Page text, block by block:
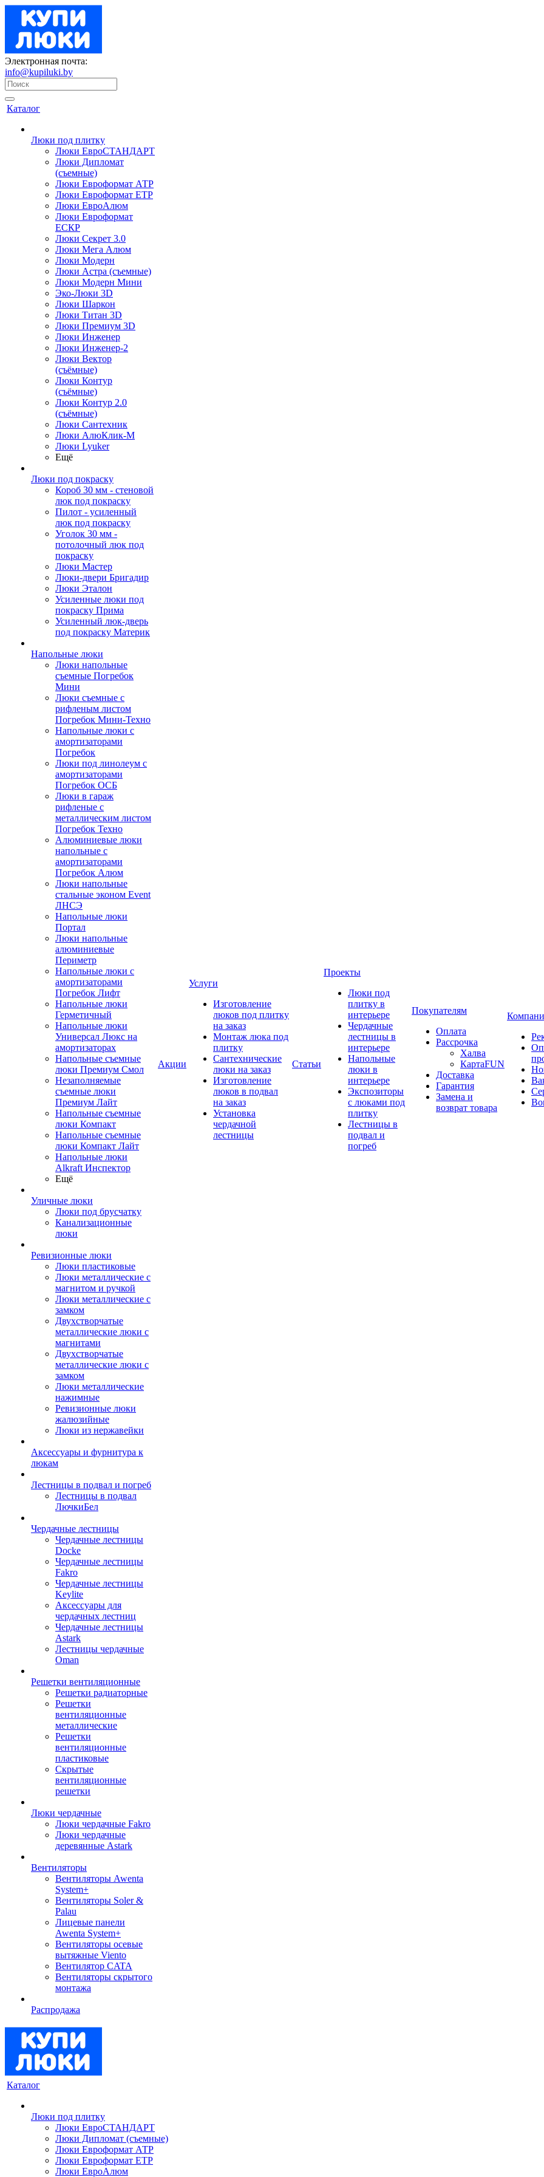
Электронная почта:
info@kupiluki.by
Каталог
Люки под плитку
Люки ЕвроСТАНДАРТ
Люки Дипломат
(съемные)
Люки Евроформат АТР
Люки Евроформат ЕТР
Люки ЕвроАлюм
Люки Евроформат
ЕСКР
Люки Секрет 3.0
Люки Мега Алюм
Люки Модерн
Люки Астра (съемные)
Люки Модерн Мини
Эко-Люки 3D
Люки Шаркон
Люки Титан 3D
Люки Премиум 3D
Люки Инженер
Люки Инженер-2
Люки Вектор
(съёмные)
Люки Контур
(съёмные)
Люки Контур 2.0
(съёмные)
Люки Сантехник
Люки АлюКлик-М
Люки Lyuker
Ещё
Люки под покраску
Короб 30 мм - стеновой
люк под покраску
Пилот - усиленный
люк под покраску
Уголок 30 мм -
потолочный люк под
покраску
Люки Мастер
Люки-двери Бригадир
Люки Эталон
Усиленные люки под
покраску Прима
Усиленный люк-дверь
под покраску Материк
Напольные люки
Люки напольные
съемные Погребок
Мини
Люки съемные с
рифленым листом
Погребок Мини-Техно
Напольные люки с
амортизаторами
Погребок
Люки под линолеум с
амортизаторами
Погребок ОСБ
Люки в гараж
рифленые с
металлическим листом
Погребок Техно
Алюминиевые люки
напольные с
амортизаторами
Погребок Алюм
Люки напольные
стальные эконом Event
ЛНСЭ
Напольные люки
Портал
Люки напольные
алюминиевые
Периметр
Напольные люки с
амортизаторами
Погребок Лифт
Напольные люки
Герметичный
Напольные люки
Универсал Люкс на
амортизаторах
Напольные съемные
люки Премиум Смол
Незаполняемые
съемные люки
Премиум Лайт
Напольные съемные
люки Компакт
Напольные съемные
люки Компакт Лайт
Напольные люки
Alkraft Инспектор
Ещё
Уличные люки
Люки под брусчатку
Канализационные
люки
Ревизионные люки
Люки пластиковые
Люки металлические с
магнитом и ручкой
Люки металлические с
замком
Двухстворчатые
металлические люки с
магнитами
Двухстворчатые
металлические люки с
замком
Люки металлические
нажимные
Ревизионные люки
жалюзийные
Люки из нержавейки
Аксессуары и фурнитура к
люкам
Лестницы в подвал и погреб
Лестницы в подвал
ЛючкиБел
Чердачные лестницы
Чердачные лестницы
Docke
Чердачные лестницы
Fakro
Чердачные лестницы
Keylite
Аксессуары для
чердачных лестниц
Чердачные лестницы
Astark
Лестницы чердачные
Oman
Решетки вентиляционные
Решетки радиаторные
Решетки
вентиляционные
металлические
Решетки
вентиляционные
пластиковые
Скрытые
вентиляционные
решетки
Люки чердачные
Люки чердачные Fakro
Люки чердачные
деревянные Astark
Вентиляторы
Вентиляторы Awenta
System+
Вентиляторы Soler &
Palau
Лицевые панели
Awenta System+
Вентиляторы осевые
вытяжные Viento
Вентилятор CATA
Вентиляторы скрытого
монтажа
Распродажа
Акции
Услуги
Изготовление
люков под плитку
на заказ
Монтаж люка под
плитку
Сантехнические
люки на заказ
Изготовление
люков в подвал
на заказ
Установка
чердачной
лестницы
Статьи
Проекты
Люки под
плитку в
интерьере
Чердачные
лестницы в
интерьере
Напольные
люки в
интерьере
Экспозиторы
с люками под
плитку
Лестницы в
подвал и
погреб
Покупателям
Оплата
Рассрочка
Халва
КартаFUN
Доставка
Гарантия
Замена и
возврат товара
Каталог
Люки под плитку
Люки ЕвроСТАНДАРТ
Люки Дипломат (съемные)
Люки Евроформат АТР
Люки Евроформат ЕТР
Люки ЕвроАлюм